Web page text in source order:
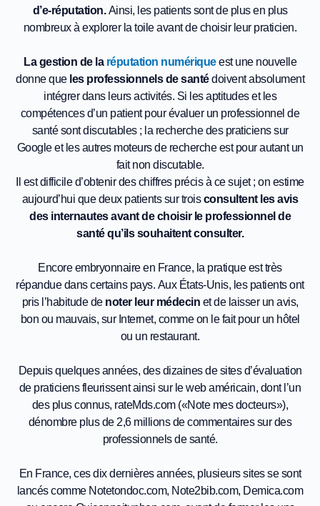
d’e-réputation.Ainsi, les patients sont de plus en plus
nombreux à explorer la toile avant de choisir leur praticien.
La gestion de la réputation numériqueest une nouvelle
donne que les professionnels de santédoivent absolument
intégrer dans leurs activités. Si les aptitudes et les
compétences d’un patient pour évaluer un professionnel de
santé sont discutables ; la recherche des praticiens sur
Google et les autres moteurs de recherche est pour autant un
fait non discutable.
Il est difficile d’obtenir des chiffres précis à ce sujet ; on estime
aujourd’hui que deux patients sur troisconsultent les avis
des internautes avant de choisir le professionnel de
santé qu’ils souhaitent consulter.
Encore embryonnaire en France, la pratique est très
répandue dans certains pays. Aux États-Unis, les patients ont
pris l’habitude de noter leur médecin et de laisser un avis,
bon ou mauvais, sur Internet, comme on le fait pour un hôtel
ou un restaurant.
Depuis quelques années, des dizaines de sites d’évaluation
de praticiens fleurissent ainsi sur le web américain, dont l’un
des plus connus, rateMds.com («Note mes docteurs»),
dénombre plus de 2,6 millions de commentaires sur des
professionnels de santé.
En France, ces dix dernières années, plusieurs sites se sont
lancés comme Notetondoc.com, Note2bib.com, Demica.com